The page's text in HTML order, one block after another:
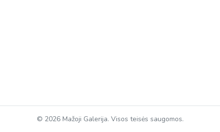
© 2026 Mažoji Galerija. Visos teisės saugomos.